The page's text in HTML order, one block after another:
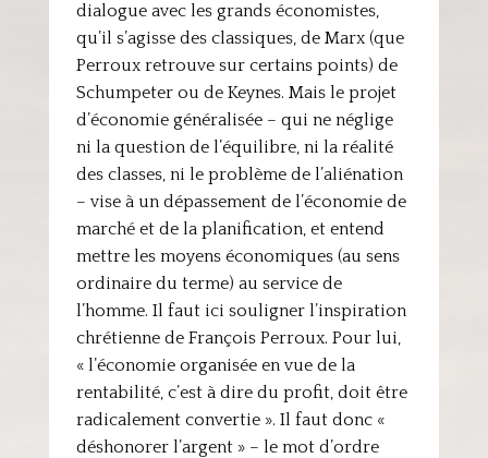
dialogue avec les grands économistes,
qu’il s’agisse des classiques, de Marx (que
Perroux retrouve sur certains points) de
Schumpeter ou de Keynes. Mais le projet
d’économie généralisée – qui ne néglige
ni la question de l’équilibre, ni la réalité
des classes, ni le problème de l’aliénation
– vise à un dépassement de l’économie de
marché et de la planification, et entend
mettre les moyens économiques (au sens
ordinaire du terme) au service de
l’homme. Il faut ici souligner l’inspiration
chrétienne de François Perroux. Pour lui,
« l’économie organisée en vue de la
rentabilité, c’est à dire du profit, doit être
radicalement convertie ». Il faut donc «
déshonorer l’argent » – le mot d’ordre